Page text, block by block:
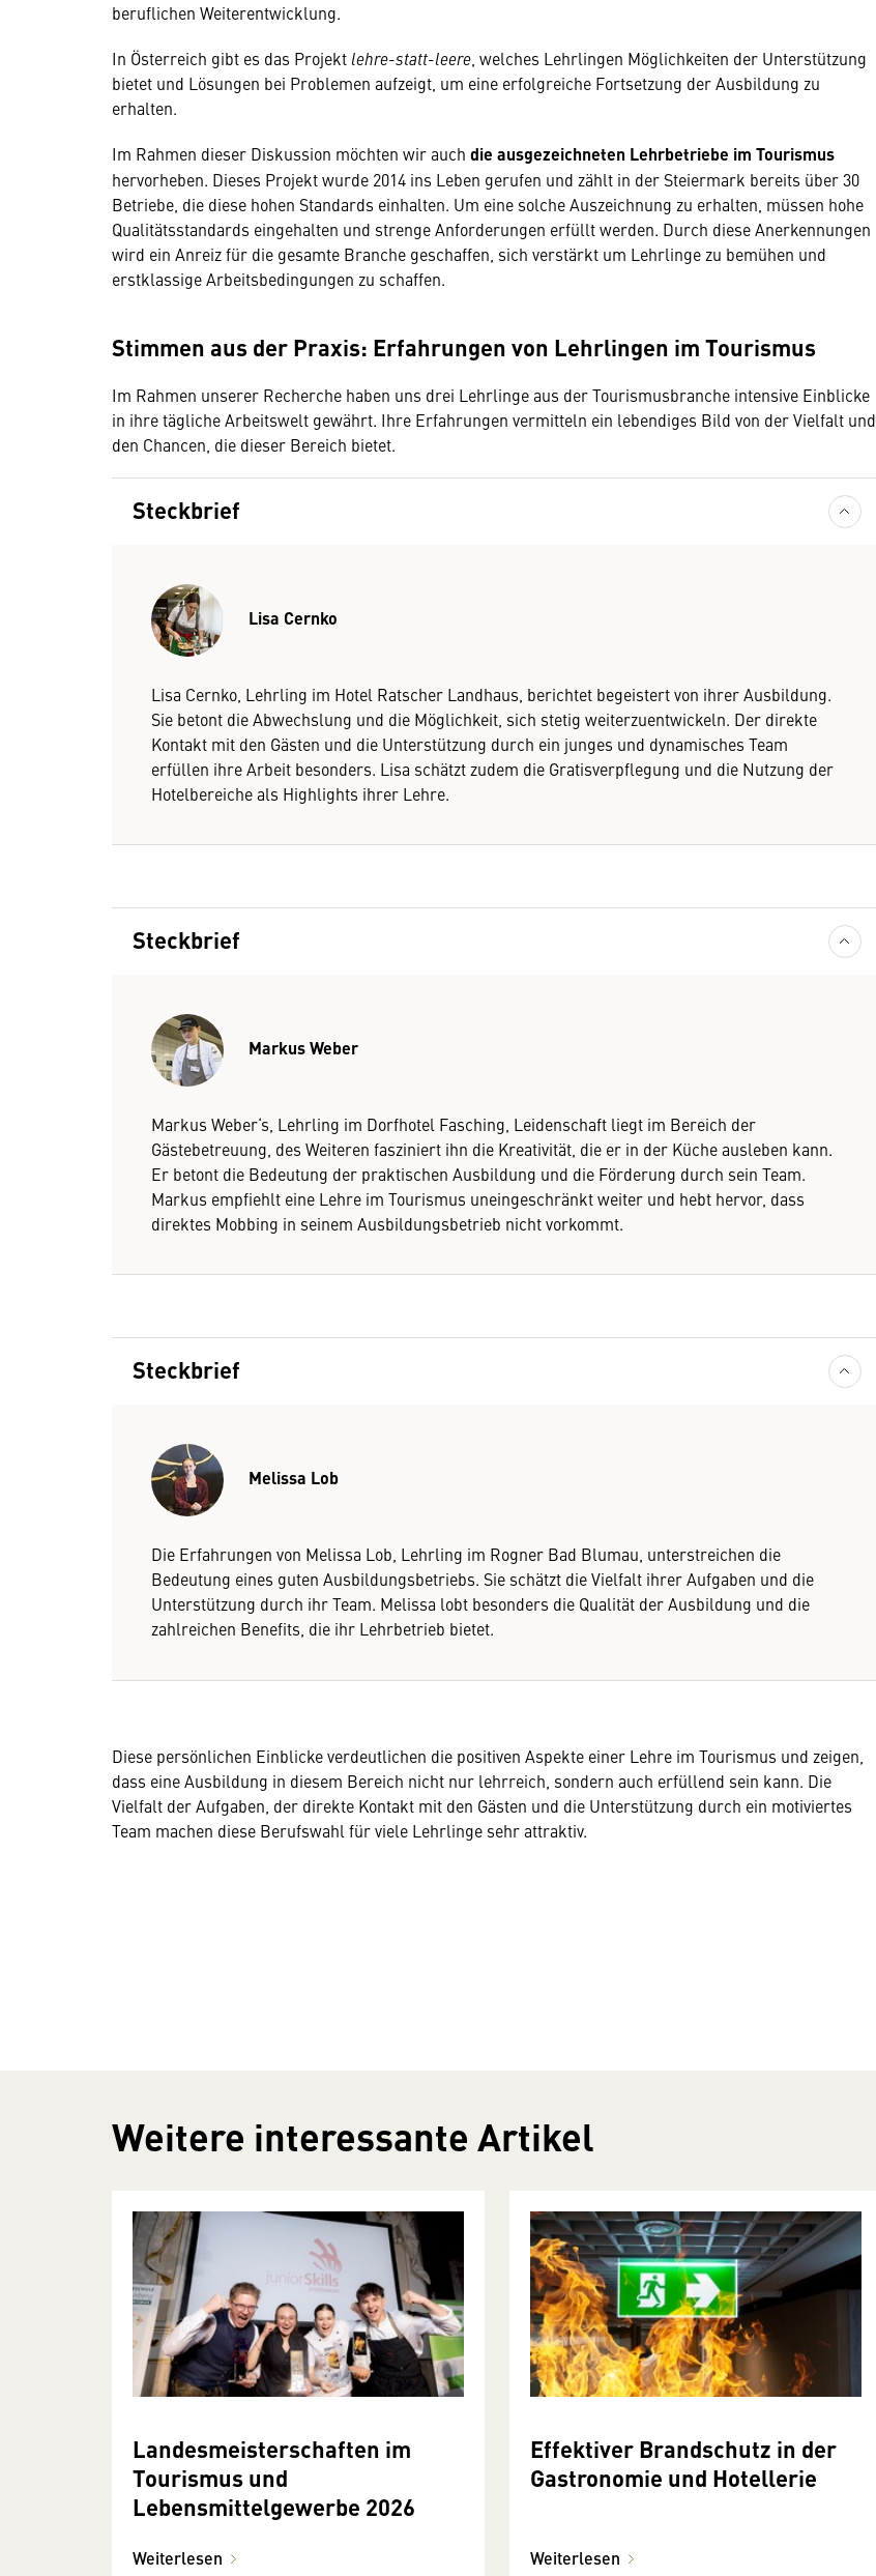
beruflichen Weiterentwicklung.
In Österreich gibt es das Projekt lehre-statt-leere , welches Lehrlingen Möglichkeiten der Unterstützung
bietet und Lösungen bei Problemen aufzeigt, um eine erfolgreiche Fortsetzung der Ausbildung zu
erhalten.
Im Rahmen dieser Diskussion möchten wir auch die ausgezeichneten Lehrbetriebe im Tourismus
hervorheben. Dieses Projekt wurde 2014 ins Leben gerufen und zählt in der Steiermark bereits über 30
Betriebe, die diese hohen Standards einhalten. Um eine solche Auszeichnung zu erhalten, müssen hohe
Qualitätsstandards eingehalten und strenge Anforderungen erfüllt werden. Durch diese Anerkennungen
wird ein Anreiz für die gesamte Branche geschaffen, sich verstärkt um Lehrlinge zu bemühen und
erstklassige Arbeitsbedingungen zu schaffen.
Stimmen aus der Praxis: Erfahrungen von Lehrlingen im Tourismus
Im Rahmen unserer Recherche haben uns drei Lehrlinge aus der Tourismusbranche intensive Einblicke
in ihre tägliche Arbeitswelt gewährt. Ihre Erfahrungen vermitteln ein lebendiges Bild von der Vielfalt und
den Chancen, die dieser Bereich bietet.
Steckbrief
Lisa Cernko
Lisa Cernko, Lehrling im Hotel Ratscher Landhaus, berichtet begeistert von ihrer Ausbildung.
Sie betont die Abwechslung und die Möglichkeit, sich stetig weiterzuentwickeln. Der direkte
Kontakt mit den Gästen und die Unterstützung durch ein junges und dynamisches Team
erfüllen ihre Arbeit besonders. Lisa schätzt zudem die Gratisverpflegung und die Nutzung der
Hotelbereiche als Highlights ihrer Lehre.
Steckbrief
Markus Weber
Markus Weber‘s, Lehrling im Dorfhotel Fasching, Leidenschaft liegt im Bereich der
Gästebetreuung, des Weiteren fasziniert ihn die Kreativität, die er in der Küche ausleben kann.
Er betont die Bedeutung der praktischen Ausbildung und die Förderung durch sein Team.
Markus empfiehlt eine Lehre im Tourismus uneingeschränkt weiter und hebt hervor, dass
direktes Mobbing in seinem Ausbildungsbetrieb nicht vorkommt.
Steckbrief
Melissa Lob
Die Erfahrungen von Melissa Lob, Lehrling im Rogner Bad Blumau, unterstreichen die
Bedeutung eines guten Ausbildungsbetriebs. Sie schätzt die Vielfalt ihrer Aufgaben und die
Unterstützung durch ihr Team. Melissa lobt besonders die Qualität der Ausbildung und die
zahlreichen Benefits, die ihr Lehrbetrieb bietet.
Diese persönlichen Einblicke verdeutlichen die positiven Aspekte einer Lehre im Tourismus und zeigen,
dass eine Ausbildung in diesem Bereich nicht nur lehrreich, sondern auch erfüllend sein kann. Die
Vielfalt der Aufgaben, der direkte Kontakt mit den Gästen und die Unterstützung durch ein motiviertes
Team machen diese Berufswahl für viele Lehrlinge sehr attraktiv.
Weitere interessante Artikel
Landesmeisterschaften im
Tourismus und
Lebensmittelgewerbe 2026
Weiterlesen
Effektiver Brandschutz in der
Gastronomie und Hotellerie
Weiterlesen